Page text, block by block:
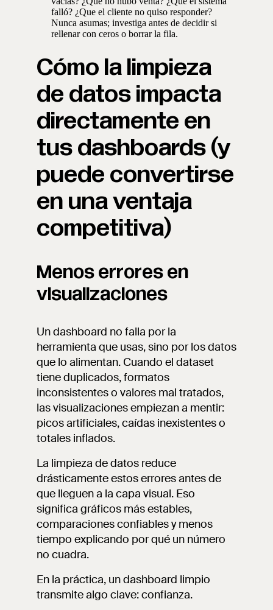
falló? ¿Que el cliente no quiso responder?
Nunca asumas; investiga antes de decidir si
rellenar con ceros o borrar la fila.
Cómo la limpieza
de datos impacta
directamente en
tus dashboards (y
puede convertirse
en una ventaja
competitiva)
Menos errores en
visualizaciones
Un dashboard no falla por la
herramienta que usas, sino por los datos
que lo alimentan. Cuando el dataset
tiene duplicados, formatos
inconsistentes o valores mal tratados,
las visualizaciones empiezan a mentir:
picos artificiales, caídas inexistentes o
totales inflados.
La limpieza de datos reduce
drásticamente estos errores antes de
que lleguen a la capa visual. Eso
significa gráficos más estables,
comparaciones confiables y menos
tiempo explicando por qué un número
no cuadra.
En la práctica, un dashboard limpio
transmite algo clave: confianza.